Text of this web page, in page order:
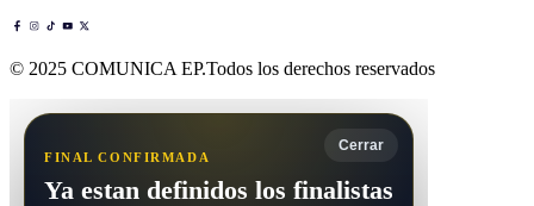
© 2025 COMUNICA EP.Todos los derechos reservados
Cerrar
FINAL CONFIRMADA
Ya estan definidos los finalistas